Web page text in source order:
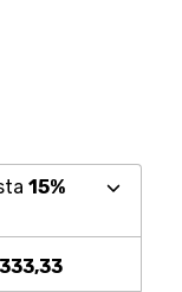
15%